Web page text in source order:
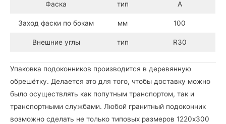
Фаска тип А
Заход фаски по бокам мм 100
Внешние углы тип R30
Упаковка подоконников производится в деревянную
обрешётку. Делается это для того, чтобы доставку можно
было осуществлять как попутным транспортом, так и
транспортными службами. Любой гранитный подоконник
возможно сделать не только типовых размеров 1220х300